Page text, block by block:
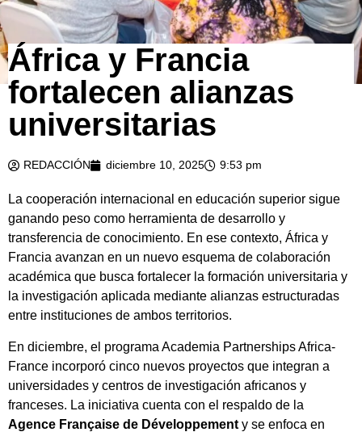
África y Francia
fortalecen alianzas
universitarias
REDACCIÓN diciembre 10, 2025 9:53 pm
La cooperación internacional en educación superior sigue
ganando peso como herramienta de desarrollo y
transferencia de conocimiento. En ese contexto, África y
Francia avanzan en un nuevo esquema de colaboración
académica que busca fortalecer la formación universitaria y
la investigación aplicada mediante alianzas estructuradas
entre instituciones de ambos territorios.
En diciembre, el programa Academia Partnerships Africa-
France incorporó cinco nuevos proyectos que integran a
universidades y centros de investigación africanos y
franceses. La iniciativa cuenta con el respaldo de la
Agence Française de Développement y se enfoca en